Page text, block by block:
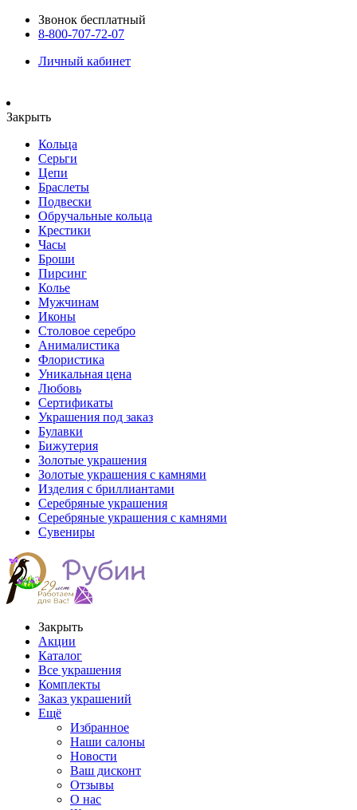
Звонок бесплатный
8-800-707-72-07
Личный кабинет
Закрыть
Кольца
Серьги
Цепи
Браслеты
Подвески
Обручальные кольца
Крестики
Часы
Броши
Пирсинг
Колье
Мужчинам
Иконы
Столовое серебро
Анималистика
Флористика
Уникальная цена
Любовь
Сертификаты
Украшения под заказ
Булавки
Бижутерия
Золотые украшения
Золотые украшения с камнями
Изделия с бриллиантами
Серебряные украшения
Серебряные украшения с камнями
Сувениры
Закрыть
Акции
Каталог
Все украшения
Комплекты
Заказ украшений
Ещё
Избранное
Наши салоны
Новости
Ваш дисконт
Отзывы
О нас